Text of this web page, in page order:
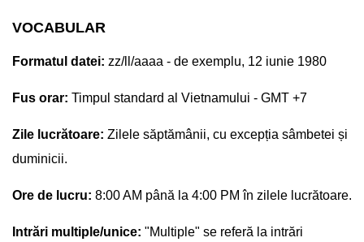
VOCABULAR
Formatul datei: zz/ll/aaaa - de exemplu, 12 iunie 1980
Fus orar: Timpul standard al Vietnamului - GMT +7
Zile lucrătoare: Zilele săptămânii, cu excepția sâmbetei și
duminicii.
Ore de lucru: 8:00 AM până la 4:00 PM în zilele lucrătoare.
Intrări multiple/unice: "Multiple" se referă la intrări